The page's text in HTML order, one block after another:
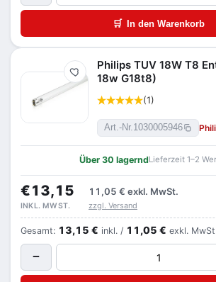
🛒 In den Warenkorb
Merken
Philips TUV 18W T8
18w G18t8)
(1)
Art.-Nr.1030005946
Über 30 lagerndLieferzeit 1–2
€13,15 11,05 € exkl. MwSt.
INKL. MWST. zzgl. Versand
Gesamt: 13,15 € inkl. / 11,05 € exkl.
−